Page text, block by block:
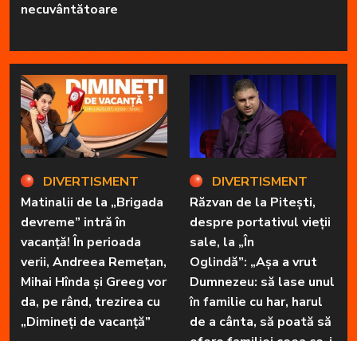
necuvântătoare
DIVERTISMENT
Matinalii de la „Brigada
devreme” intră în
vacanță! În perioada
verii, Andreea Remețan,
Mihai Hînda și Greeg vor
da, pe rând, trezirea cu
„Dimineți de vacanță”
DIVERTISMENT
Răzvan de la Pitești,
despre portativul vieții
sale, la „În
Oglindă”: „Așa a vrut
Dumnezeu: să lase unul
în familie cu har, harul
de a cânta, să poată să